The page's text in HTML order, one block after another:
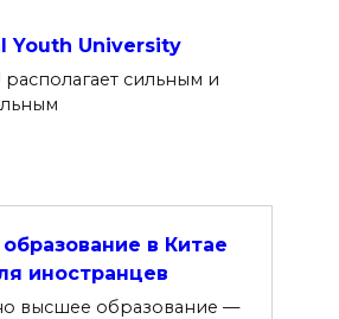
Youth University
сильным и
в Китае
иностранцев
высшее образование —